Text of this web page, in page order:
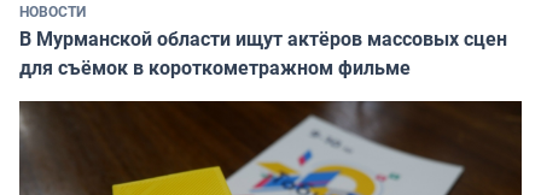
НОВОСТИ
В Мурманской области ищут актёров массовых сцен
для съёмок в короткометражном фильме